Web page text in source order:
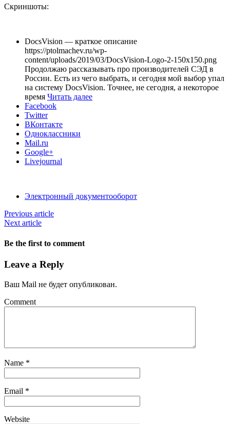
Скриншоты:
DocsVision — краткое описание
https://ptolmachev.ru/wp-
content/uploads/2019/03/DocsVision-Logo-2-150x150.png
Продолжаю рассказывать про производителей СЭД в
России. Есть из чего выбрать, и сегодня мой выбор упал
на систему DocsVision. Точнее, не сегодня, а некоторое
время Читать далее
Facebook
Twitter
ВКонтакте
Одноклассники
Mail.ru
Google+
Livejournal
Электронный документооборот
Previous article
Next article
Be the first to comment
Leave a Reply
Ваш Mail не будет опубликован.
Comment
Name *
Email *
Website